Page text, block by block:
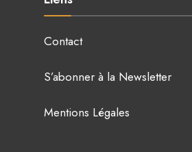
Contact
S’abonner à la Newsletter
Mentions Légales